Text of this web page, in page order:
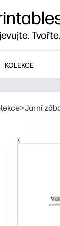
KOLEKCE
>Jarní